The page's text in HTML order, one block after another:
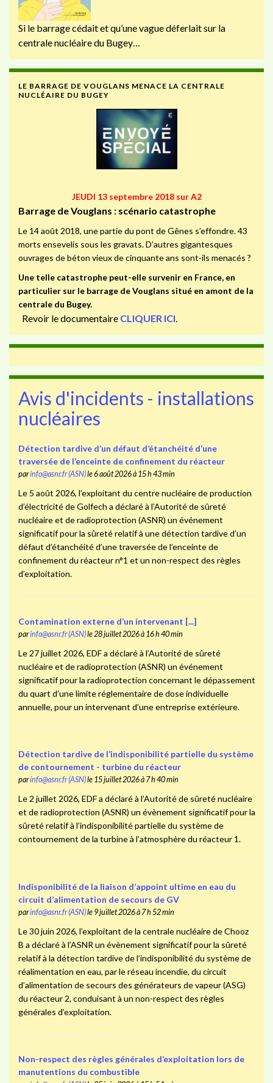
Si le barrage cédait et qu’une vague déferlait sur la
centrale nucléaire du Bugey…
LE BARRAGE DE VOUGLANS MENACE LA CENTRALE
NUCLÉAIRE DU BUGEY
JEUDI 13 septembre 2018 sur A2
Barrage de Vouglans : scénario catastrophe
Le 14 août 2018, une partie du pont de Gênes s’effondre. 43
morts ensevelis sous les gravats. D’autres gigantesques
ouvrages de béton vieux de cinquante ans sont-ils menacés ?
Une telle catastrophe peut-elle survenir en France, en
particulier sur le barrage de Vouglans situé en amont de la
centrale du Bugey.
Revoir le documentaire CLIQUER ICI.
Avis d'incidents - installations
nucléaires
Détection tardive d’un défaut d’étanchéité d’une
traversée de l’enceinte de confinement du réacteur
parinfo@asnr.fr (ASN)le 6 août 2026 à 15 h 43 min
Le 5 août 2026, l’exploitant du centre nucléaire de production
d’électricité de Golfech a déclaré à l’Autorité de sûreté
nucléaire et de radioprotection (ASNR) un événement
significatif pour la sûreté relatif à une détection tardive d’un
défaut d’étanchéité d’une traversée de l’enceinte de
confinement du réacteur n°1 et un non-respect des règles
d’exploitation.
Contamination externe d’un intervenant [...]
parinfo@asnr.fr (ASN)le 28 juillet 2026 à 16 h 40 min
Le 27 juillet 2026, EDF a déclaré à l’Autorité de sûreté
nucléaire et de radioprotection (ASNR) un événement
significatif pour la radioprotection concernant le dépassement
du quart d’une limite réglementaire de dose individuelle
annuelle, pour un intervenant d’une entreprise extérieure.
Détection tardive de l’indisponibilité partielle du système
de contournement - turbine du réacteur
parinfo@asnr.fr (ASN)le 15 juillet 2026 à 7 h 40 min
Le 2 juillet 2026, EDF a déclaré à l’Autorité de sûreté nucléaire
et de radioprotection (ASNR) un évènement significatif pour la
sûreté relatif à l’indisponibilité partielle du système de
contournement de la turbine à l’atmosphère du réacteur 1.
Indisponibilité de la liaison d’appoint ultime en eau du
circuit d’alimentation de secours de GV
parinfo@asnr.fr (ASN)le 9 juillet 2026 à 7 h 52 min
Le 30 juin 2026, l’exploitant de la centrale nucléaire de Chooz
B a déclaré à l’ASNR un évènement significatif pour la sûreté
relatif à la détection tardive de l’indisponibilité du système de
réalimentation en eau, par le réseau incendie, du circuit
d’alimentation de secours des générateurs de vapeur (ASG)
du réacteur 2, conduisant à un non-respect des règles
générales d’exploitation.
Non-respect des règles générales d’exploitation lors de
manutentions du combustible